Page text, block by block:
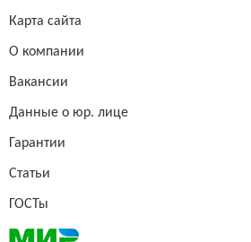
Карта сайта
О компании
Вакансии
Данные о юр. лице
Гарантии
Статьи
ГОСТы